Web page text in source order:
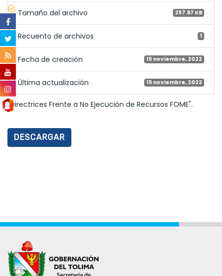
Tamaño del archivo 257.97 KB
Recuento de archivos 1
Fecha de creación 15 noviembre, 2022
Última actualización 15 noviembre, 2022
"Directrices Frente a No Ejecución de Recursos FOME".
DESCARGAR